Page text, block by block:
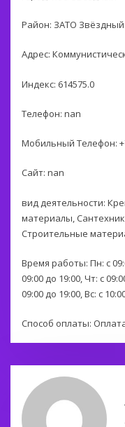
Район: ЗАТО Звёздный
Адрес:
Индекс: 614575.0
Телефон: nan
Мобильный Телефон:
Сайт: nan
вид деятельности:
материалы,
Строительные
Время работы: Пн: с
09:00 до 19:00, Чт: с
09:00 до 19:00, Вс: с
Способ оплаты: